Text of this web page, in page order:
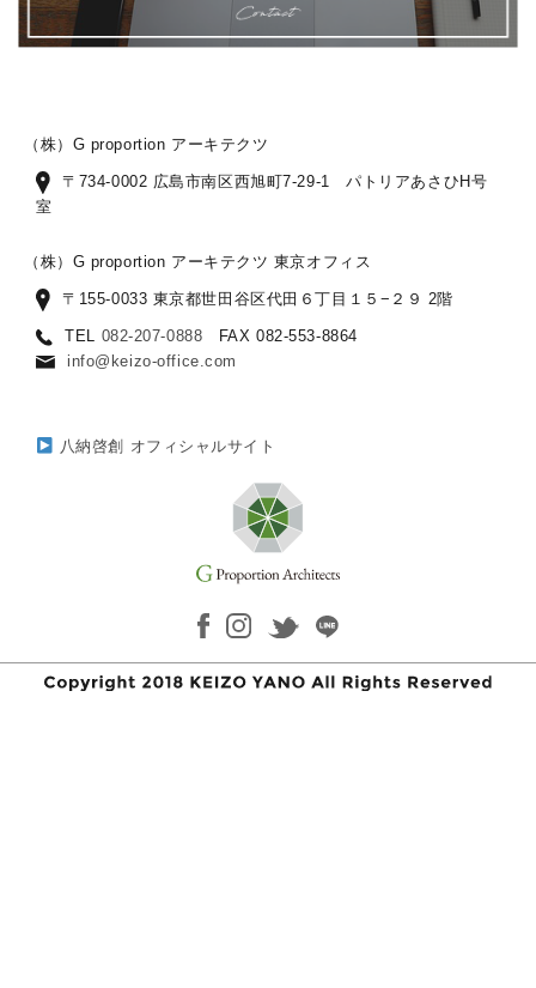
（株）G proportion アーキテクツ
〒734-0002 広島市南区西旭町7-29-1 パトリアあさひH号
室
（株）G proportion アーキテクツ 東京オフィス
〒155-0033 東京都世田谷区代田６丁目１５−２９ 2階
TEL 082-207-0888 FAX 082-553-8864
info@keizo-office.com
八納啓創 オフィシャルサイト